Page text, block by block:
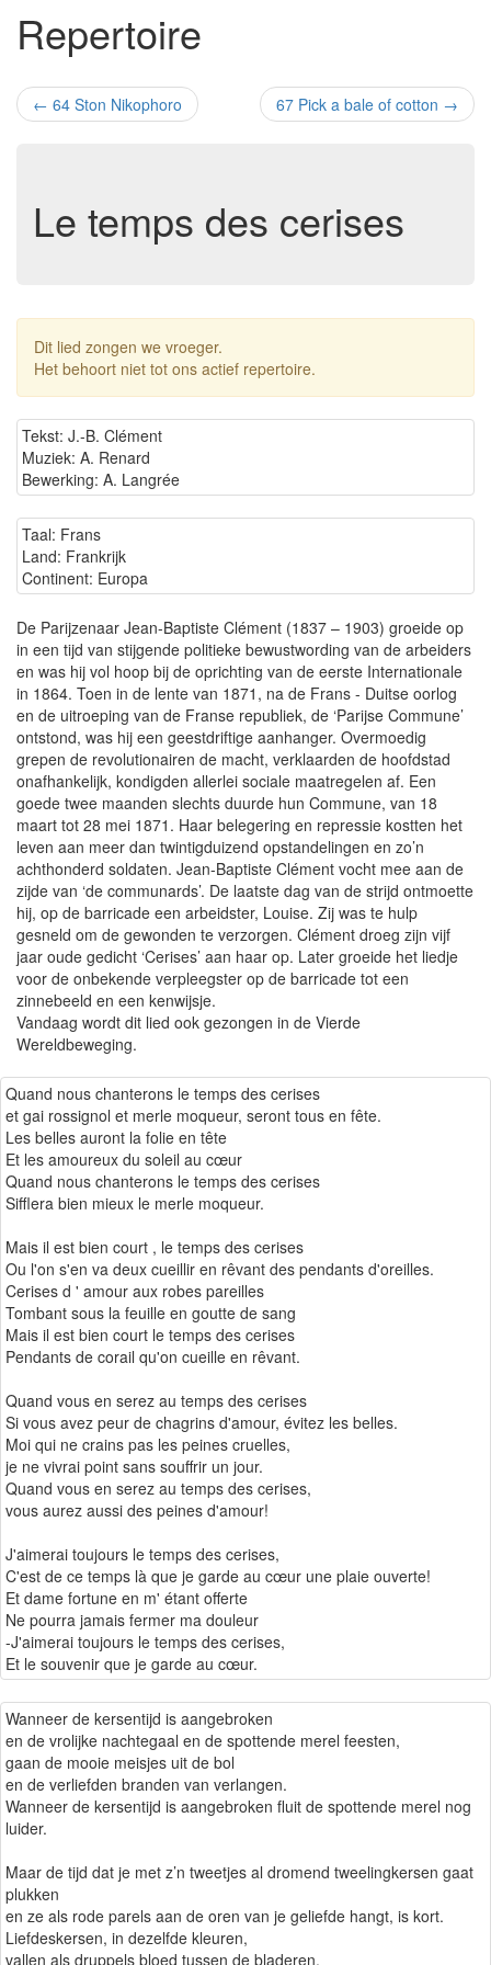
Repertoire
← 64 Ston Nikophoro 67 Pick a bale of cotton →
Le temps des cerises
Dit lied zongen we vroeger.
Het behoort niet tot ons actief repertoire.
Tekst: J.-B. Clément
Muziek: A. Renard
Bewerking: A. Langrée
Taal: Frans
Land: Frankrijk
Continent: Europa
De Parijzenaar Jean-Baptiste Clément (1837 – 1903) groeide op
in een tijd van stijgende politieke bewustwording van de arbeiders
en was hij vol hoop bij de oprichting van de eerste Internationale
in 1864. Toen in de lente van 1871, na de Frans - Duitse oorlog
en de uitroeping van de Franse republiek, de ‘Parijse Commune’
ontstond, was hij een geestdriftige aanhanger. Overmoedig
grepen de revolutionairen de macht, verklaarden de hoofdstad
onafhankelijk, kondigden allerlei sociale maatregelen af. Een
goede twee maanden slechts duurde hun Commune, van 18
maart tot 28 mei 1871. Haar belegering en repressie kostten het
leven aan meer dan twintigduizend opstandelingen en zo’n
achthonderd soldaten. Jean-Baptiste Clément vocht mee aan de
zijde van ‘de communards’. De laatste dag van de strijd ontmoette
hij, op de barricade een arbeidster, Louise. Zij was te hulp
gesneld om de gewonden te verzorgen. Clément droeg zijn vijf
jaar oude gedicht ‘Cerises’ aan haar op. Later groeide het liedje
voor de onbekende verpleegster op de barricade tot een
zinnebeeld en een kenwijsje.
Vandaag wordt dit lied ook gezongen in de Vierde
Wereldbeweging.
Quand nous chanterons le temps des cerises
et gai rossignol et merle moqueur, seront tous en fête.
Les belles auront la folie en tête
Et les amoureux du soleil au cœur
Quand nous chanterons le temps des cerises
Sifflera bien mieux le merle moqueur.
Mais il est bien court , le temps des cerises
Ou l'on s'en va deux cueillir en rêvant des pendants d'oreilles.
Cerises d ' amour aux robes pareilles
Tombant sous la feuille en goutte de sang
Mais il est bien court le temps des cerises
Pendants de corail qu'on cueille en rêvant.
Quand vous en serez au temps des cerises
Si vous avez peur de chagrins d'amour, évitez les belles.
Moi qui ne crains pas les peines cruelles,
je ne vivrai point sans souffrir un jour.
Quand vous en serez au temps des cerises,
vous aurez aussi des peines d'amour!
J'aimerai toujours le temps des cerises,
C'est de ce temps là que je garde au cœur une plaie ouverte!
Et dame fortune en m' étant offerte
Ne pourra jamais fermer ma douleur
-J'aimerai toujours le temps des cerises,
Et le souvenir que je garde au cœur.
Wanneer de kersentijd is aangebroken
en de vrolijke nachtegaal en de spottende merel feesten,
gaan de mooie meisjes uit de bol
en de verliefden branden van verlangen.
Wanneer de kersentijd is aangebroken fluit de spottende merel nog
luider.
Maar de tijd dat je met z’n tweetjes al dromend tweelingkersen gaat
plukken
en ze als rode parels aan de oren van je geliefde hangt, is kort.
Liefdeskersen, in dezelfde kleuren,
vallen als druppels bloed tussen de bladeren.